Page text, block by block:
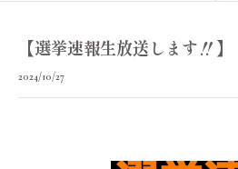
【選挙速報生放送します‼️】
2024/10/27